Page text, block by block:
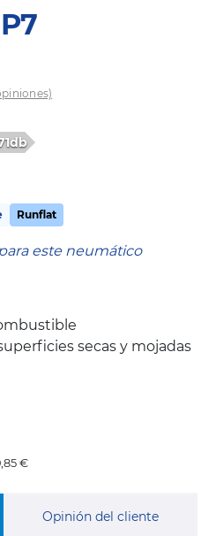
Runflat
este neumático
secas y mojadas
€
Opinión del cliente